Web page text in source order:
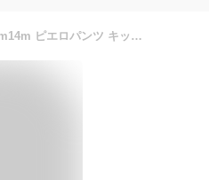
【35％OFF】【メール便可】オトナト E221070-m14m ピエロパンツ キッズ ベビー ボトム ボトムス 無地パンツ 長パンツ ゆったり 8分丈 女の子 子供服 Otonato 4022684 f20ss-b【SALEsaleセールバーゲン】